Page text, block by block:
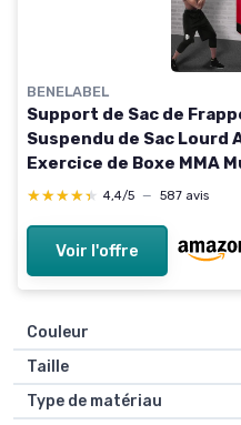
BENELABEL
Support de Sac de
Suspendu de Sac Lourd
Exercice de Boxe MMA
Longueur & Hauteur
★★★★★
★★★★★ 4,4/5 — 587 avis
Voir l'offre
Couleur
Taille
Type de matériau